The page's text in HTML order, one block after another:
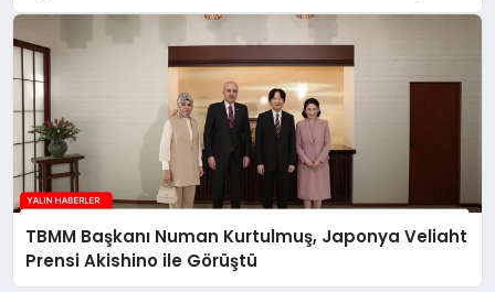
TBMM Başkanı Numan Kurtulmuş, Japonya Veliaht
Prensi Akishino ile Görüştü